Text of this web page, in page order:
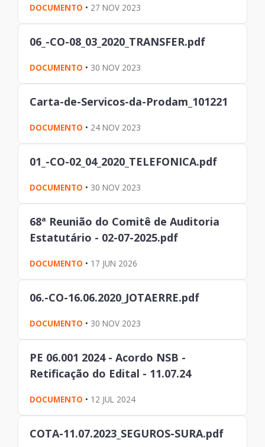
DOCUMENTO • 27 NOV 2023
06_-CO-08_03_2020_TRANSFER.pdf
DOCUMENTO • 30 NOV 2023
Carta-de-Servicos-da-Prodam_101221
DOCUMENTO • 24 NOV 2023
01_-CO-02_04_2020_TELEFONICA.pdf
DOCUMENTO • 30 NOV 2023
68ª Reunião do Comitê de Auditoria
Estatutário - 02-07-2025.pdf
DOCUMENTO • 17 JUN 2026
06.-CO-16.06.2020_JOTAERRE.pdf
DOCUMENTO • 30 NOV 2023
PE 06.001 2024 - Acordo NSB -
Retificação do Edital - 11.07.24
DOCUMENTO • 12 JUL 2024
COTA-11.07.2023_SEGUROS-SURA.pdf